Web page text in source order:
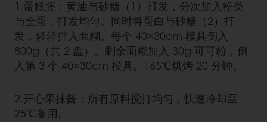
1.蛋糕胚：黄油与砂糖（1）打发，分次加入粉类
与全蛋，打发均匀。同时将蛋白与砂糖（2）打
发，轻轻拌入面糊。每个 40×30cm 模具倒入
800g（共 2 盘）。剩余面糊加入 30g 可可粉，倒
入第 3 个 40×30cm 模具。165℃烘烤 20 分钟。
2.开心果抹酱：所有原料搅打均匀，快速冷却至
25℃备用。